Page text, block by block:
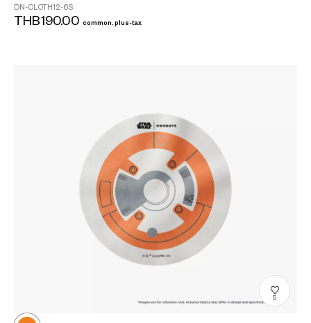
DN-CLOTH12-6S
THB190.00 common.plus-tax
5